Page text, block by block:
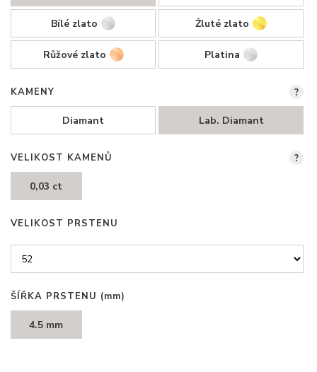
Bílé zlato Žluté zlato
Růžové zlato Platina
KAMENY
Diamant Lab. Diamant
?
VELIKOST KAMENŮ
0,03 ct
?
VELIKOST PRSTENU
ŠÍŘKA PRSTENU (mm)
4.5 mm